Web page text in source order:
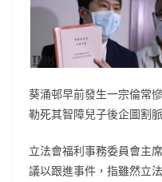
葵涌邨早前發生一宗倫常
勒死其智障兒子後企圖割
立法會福利事務委員會主
議以跟進事件，指雖然立